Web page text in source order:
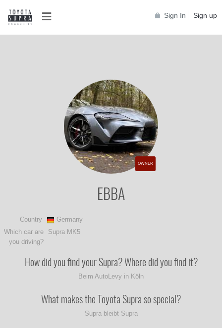
Sign In Sign up
OWNER
EBBA
Country
Germany
Which car are
you driving?
Supra MK5
How did you find your Supra? Where did you find it?
Beim AutoLevy in Köln
What makes the Toyota Supra so special?
Supra bleibt Supra